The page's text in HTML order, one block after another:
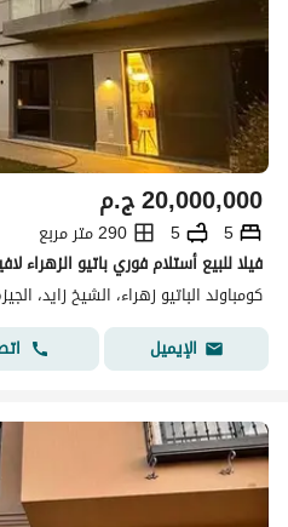
ج.م20,000,000
5
5
290 متر مربع
فيلا للبيع أستلام فوري باتيو الزهراء
كومباوند الباتيو زهراء، الشيخ زايد،
الإيميل